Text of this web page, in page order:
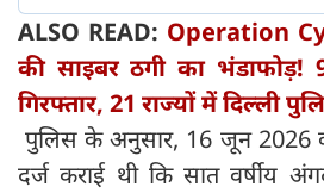
ALSO READ: Operation
की साइबर ठगी का भंडाफोड़!
गिरफ्तार, 21 राज्यों में दिल्ली
पुलिस के अनुसार, 16 जून 2026
दर्ज कराई थी कि सात वर्षीय